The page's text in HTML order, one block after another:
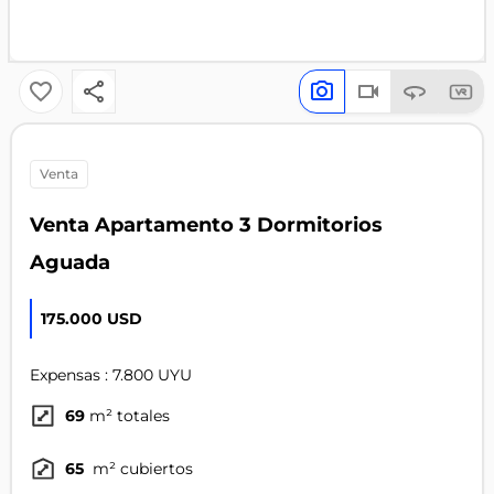
venta
Venta Apartamento 3 Dormitorios
Aguada
175.000 USD
Expensas : 7.800 UYU
69 m² totales
65 m² cubiertos